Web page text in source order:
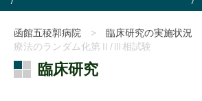
函館五稜郭病院 > 臨床研究の実施状況
療法のランダム化第Ⅱ/Ⅲ相試験
臨床研究